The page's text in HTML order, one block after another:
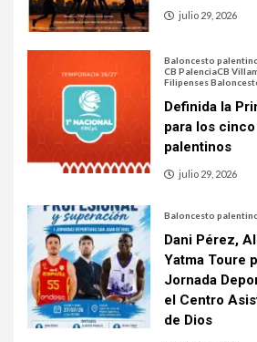
julio 29, 2026
Baloncesto
CB PalenciaCB
Filipenses
Definida la
para los
palentinos
julio 29, 2026
Baloncesto
Dani Pérez,
Yatma Toure
Jornada
el Centro
de Dios